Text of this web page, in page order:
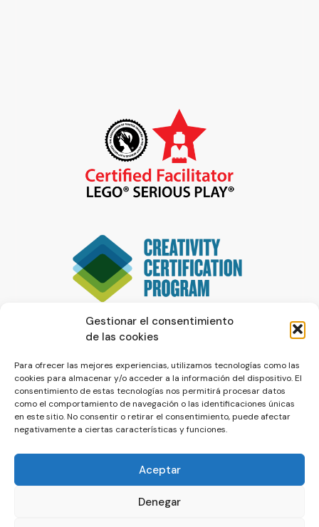
Gestionar el consentimiento
de las cookies
Para ofrecer las mejores experiencias, utilizamos tecnologías como las
cookies para almacenar y/o acceder a la información del dispositivo. El
consentimiento de estas tecnologías nos permitirá procesar datos
como el comportamiento de navegación o las identificaciones únicas
en este sitio. No consentir o retirar el consentimiento, puede afectar
negativamente a ciertas características y funciones.
Aceptar
Denegar